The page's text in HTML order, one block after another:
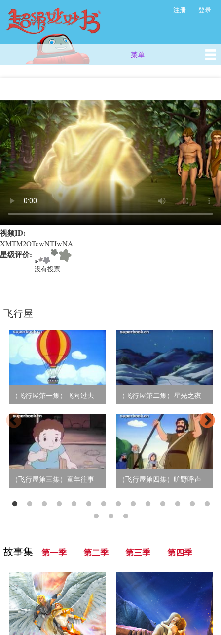
转
到
内
次级菜单 注册 登录
超
级
妙
妙
(西
童
故
事
_
儿
童
早
教
频
教
育
类
卡
菜单
视频ID:
XMTM2OTcwNTIwNA==
星级评价:
没有投票
飞行屋
（飞行屋第一集）飞向过去 （飞行屋第二集）星光之夜
（飞行屋第三集）童年往事 （飞行屋第四集）旷野呼声
故事集 第一季 第二季 第三季 第四季